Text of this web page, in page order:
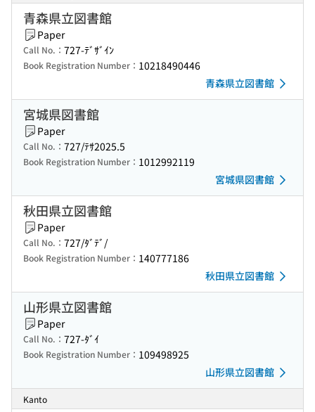
青森県立図書館
Paper
Call No.： 727-ﾃﾞｻﾞｲﾝ
Book Registration Number： 10218490446
青森県立図書館
宮城県図書館
Paper
Call No.： 727/ﾃｻ2025.5
Book Registration Number： 1012992119
宮城県図書館
秋田県立図書館
Paper
Call No.： 727/ﾀﾞﾃﾞ/
Book Registration Number： 140777186
秋田県立図書館
山形県立図書館
Paper
Call No.： 727-ﾀﾞｲ
Book Registration Number： 109498925
山形県立図書館
Kanto